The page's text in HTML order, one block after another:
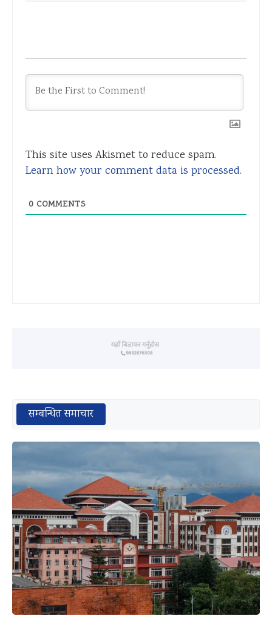
This site uses Akismet to reduce spam.
Learn how your comment data is processed.
0 COMMENTS
सम्बन्धित समाचार